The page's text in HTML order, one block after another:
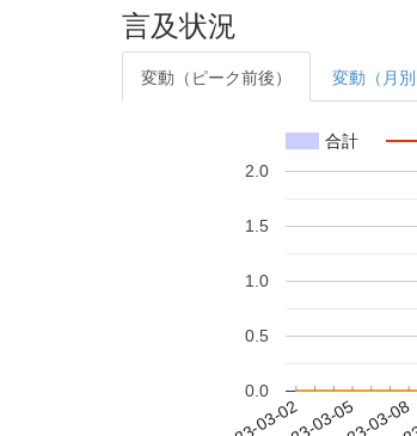
言及状況
変動（ピーク前後） 変動（月別
合計
0.0
0.5
1.0
1.5
2.0